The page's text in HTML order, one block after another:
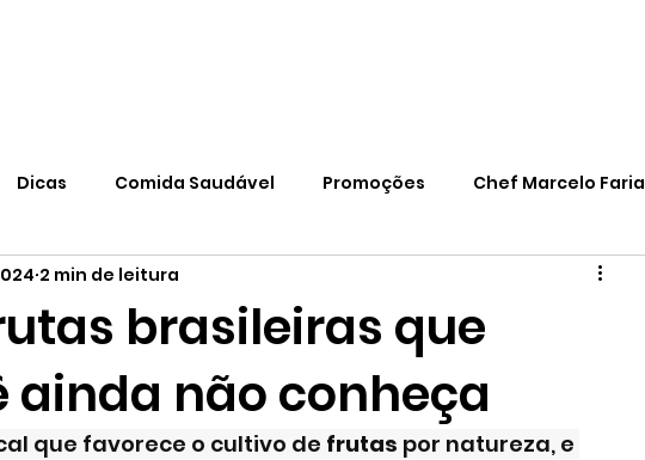
Dicas Comida Saudável Promoções Chef Marcelo Faria
Curiosidades Para as crianças
brasileiras que
ainda não conheça
2 min de leitura
que favorece o cultivo de frutas por natureza, e